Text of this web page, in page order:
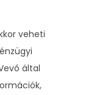
veheti
által